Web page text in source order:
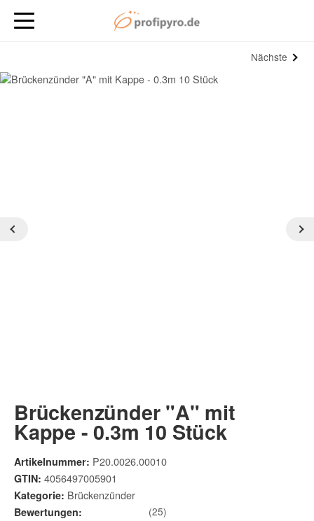
Nächste
Brückenzünder "A" mit
Kappe - 0.3m 10 Stück
Artikelnummer: P20.0026.00010
GTIN: 4056497005901
Kategorie: Brückenzünder
Bewertungen: (25)